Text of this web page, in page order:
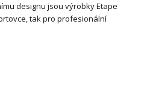
designu jsou výrobky Etape
tak pro profesionální